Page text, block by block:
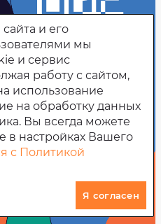
и его
мы
и сервис
работу с сайтом,
использование
на обработку данных
Вы всегда можете
в настройках Вашего
с Политикой
Я согласен